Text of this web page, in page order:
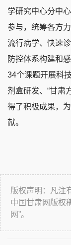
学研究中心分中
参与，统筹各方
流行病学、快速
防控体系构建和
34个课题开展科
剂盒研发、“甘肃
得了积极成果，
献。
版权声明：凡注
中国甘肃网版权
网”。